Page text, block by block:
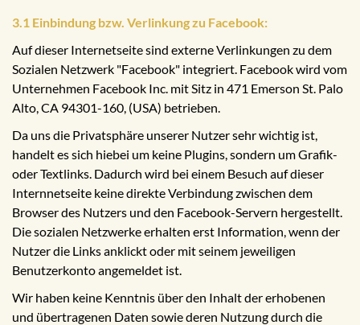
3.1 Einbindung bzw. Verlinkung zu Facebook:
Auf dieser Internetseite sind externe Verlinkungen zu dem
Sozialen Netzwerk "Facebook" integriert. Facebook wird vom
Unternehmen Facebook Inc. mit Sitz in 471 Emerson St. Palo
Alto, CA 94301-160, (USA) betrieben.
Da uns die Privatsphäre unserer Nutzer sehr wichtig ist,
handelt es sich hiebei um keine Plugins, sondern um Grafik-
oder Textlinks. Dadurch wird bei einem Besuch auf dieser
Internnetseite keine direkte Verbindung zwischen dem
Browser des Nutzers und den Facebook-Servern hergestellt.
Die sozialen Netzwerke erhalten erst Information, wenn der
Nutzer die Links anklickt oder mit seinem jeweiligen
Benutzerkonto angemeldet ist.
Wir haben keine Kenntnis über den Inhalt der erhobenen
und übertragenen Daten sowie deren Nutzung durch die